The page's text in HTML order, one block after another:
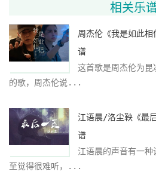
相关乐
周杰伦《我是如此
谱
这首歌是周杰伦为昆
的歌，周杰伦说...
江语晨/洛尘鞅《最
谱
江语晨的声音有一
至觉得很难听，...